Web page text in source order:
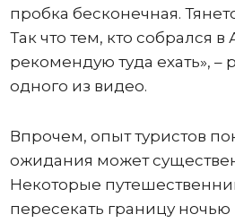
пробка бесконечная.
Так что тем, кто собрался
рекомендую туда ехать», –
одного из видео.
Впрочем, опыт туристов
ожидания может
Некоторые
пересекать границу